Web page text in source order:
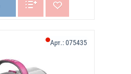
Арт.:075435